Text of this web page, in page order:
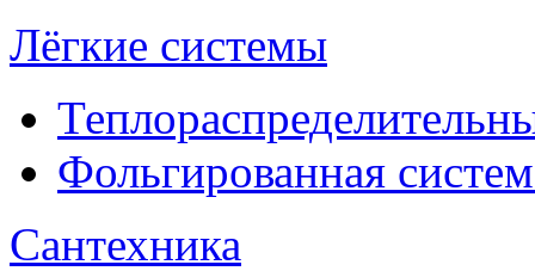
Лёгкие системы
Фольгированная
Сантехника